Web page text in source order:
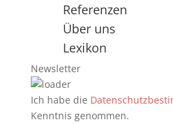
Referenzen
Über uns
Lexikon
Newsletter
Ich habe die
Kenntnis genommen.